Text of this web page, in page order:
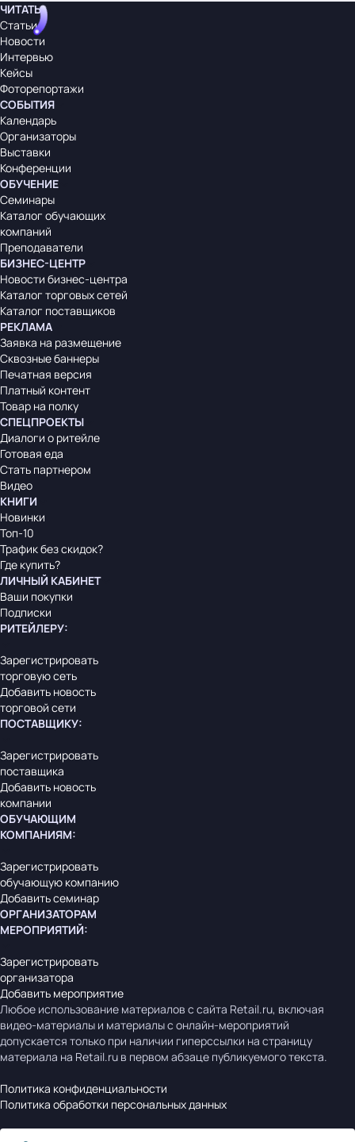
ЧИТАТЬ
Статьи
Новости
Интервью
Кейсы
Фоторепортажи
СОБЫТИЯ
Календарь
Организаторы
Выставки
Конференции
ОБУЧЕНИЕ
Семинары
Каталог обучающих
компаний
Преподаватели
БИЗНЕС-ЦЕНТР
Новости бизнес-центра
Каталог торговых сетей
Каталог поставщиков
РЕКЛАМА
Заявка на размещение
Сквозные баннеры
Печатная версия
Платный контент
Товар на полку
СПЕЦПРОЕКТЫ
Диалоги о ритейле
Готовая еда
Стать партнером
Видео
КНИГИ
Новинки
Топ-10
Трафик без скидок?
Где купить?
ЛИЧНЫЙ КАБИНЕТ
Ваши покупки
Подписки
РИТЕЙЛЕРУ:
Зарегистрировать
торговую сеть
Добавить новость
торговой сети
ПОСТАВЩИКУ:
Зарегистрировать
поставщика
Добавить новость
компании
ОБУЧАЮЩИМ
КОМПАНИЯМ:
Зарегистрировать
обучающую компанию
Добавить семинар
ОРГАНИЗАТОРАМ
МЕРОПРИЯТИЙ:
Зарегистрировать
организатора
Добавить мероприятие
Любое использование материалов с сайта Retail.ru, включая
видео-материалы и материалы с онлайн-мероприятий
допускается только при наличии гиперссылки на страницу
материала на Retail.ru в первом абзаце публикуемого текста.
Политика конфиденциальности
Политика обработки персональных данных